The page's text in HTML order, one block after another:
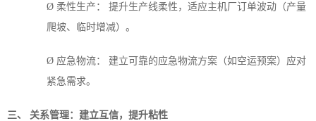
Ø 柔性生产： 提升生产线柔性，适应主机厂订单波动（产量
爬坡、临时增减）。
Ø 应急物流： 建立可靠的应急物流方案（如空运预案）应对
紧急需求。
三、 关系管理：建立互信，提升粘性